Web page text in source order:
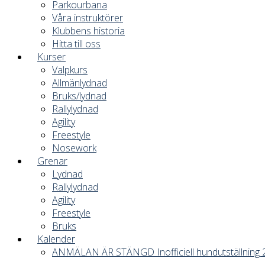
Parkourbana
Våra instruktörer
Klubbens historia
Hitta till oss
Kurser
Valpkurs
Allmänlydnad
Bruks/lydnad
Rallylydnad
Agility
Freestyle
Nosework
Grenar
Lydnad
Rallylydnad
Agility
Freestyle
Bruks
Kalender
ANMÄLAN ÄR STÄNGD Inofficiell hundutställning